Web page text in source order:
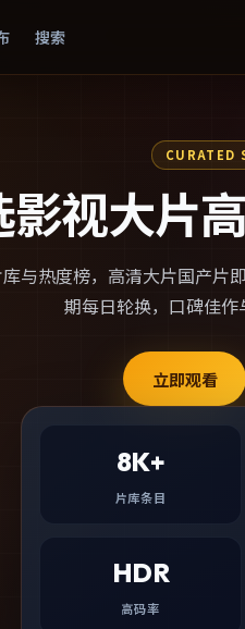
搜索
CURATED
影视大片
与热度榜， 高清大片国产片
期每日轮换，口碑佳作
立即观看
8K+
片库条目
HDR
高码率